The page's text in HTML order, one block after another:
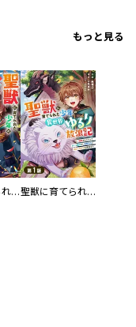
もっと見る
聖獣に育てられた少年の異世界ゆるり放浪記～神様からもらったチート魔法で、仲間たちとスローライフを満喫中～ 聖獣に育てられた少年の異世界ゆるり放浪記～神様からもらったチート魔法で、仲間たちとスローライフを満喫中～【分冊版】